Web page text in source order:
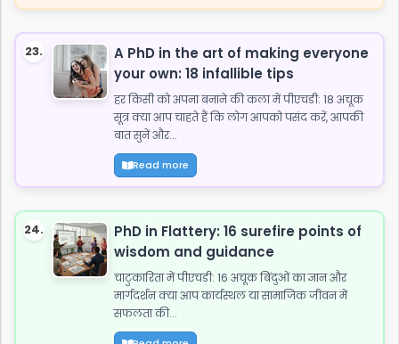
23.
A PhD in the art of making everyone
your own: 18 infallible tips
हर किसी को अपना बनाने की कला में पीएचडी: 18 अचूक
सूत्र क्या आप चाहते हैं कि लोग आपको पसंद करें, आपकी
बात सुनें और...
Read more
24.
PhD in Flattery: 16 surefire points of
wisdom and guidance
चाटुकारिता में पीएचडी: 16 अचूक बिंदुओं का ज्ञान और
मार्गदर्शन क्या आप कार्यस्थल या सामाजिक जीवन में
सफलता की...